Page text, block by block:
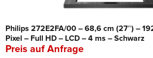
Philips 272E2FA/00 – 68,6 cm (27″) –
Pixel – Full HD – LCD – 4 ms – Schwarz
Preis auf Anfrage